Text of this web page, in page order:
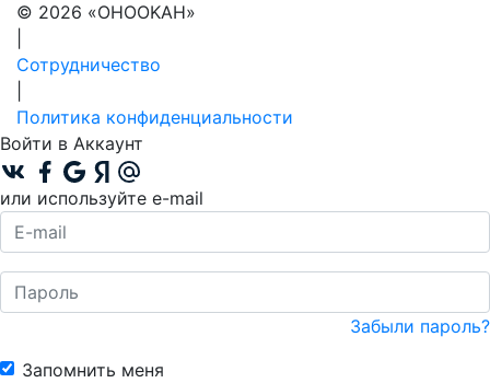
© 2026 «OHOOKAH»
Сотрудничество
Политика конфиденциальности
Войти в Аккаунт
или используйте e-mail
Забыли пароль?
Запомнить меня